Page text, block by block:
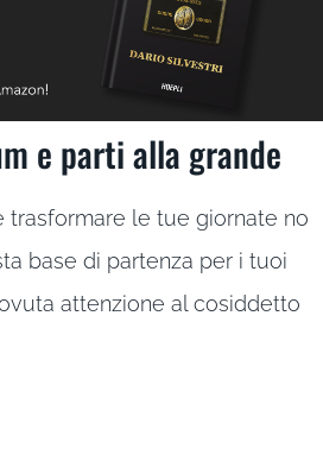
e parti alla grande
le tue giornate no
base di partenza per i tuoi
attenzione al cosiddetto